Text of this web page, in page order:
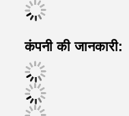
कंपनी की जानकारी: